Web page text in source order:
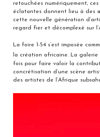
retouchées numériquement,
éclatantes donnent lieu à des
cette nouvelle génération
regard fier et décomplexé sur
La foire 1-54 s’est imposée
la création africaine. La galerie
fois pour faire valoir la
concrétisation d’une scène
des artistes de l’Afrique